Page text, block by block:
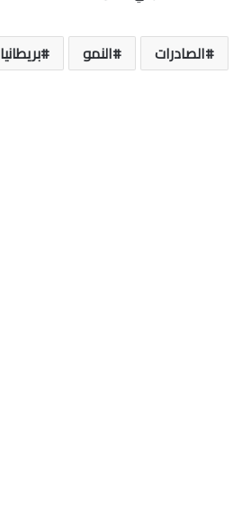
الصادرات النمو بريطانيا